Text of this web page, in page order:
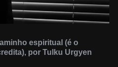
espiritual (é o
por Tulku Urgyen